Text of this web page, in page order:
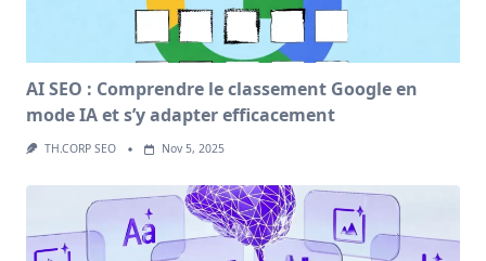
AI SEO : Comprendre le classement Google en
mode IA et s’y adapter efficacement
TH.CORP SEO Nov 5, 2025